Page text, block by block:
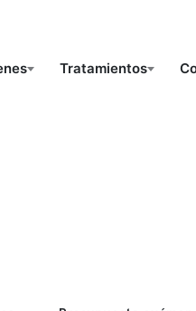
Tratamientos